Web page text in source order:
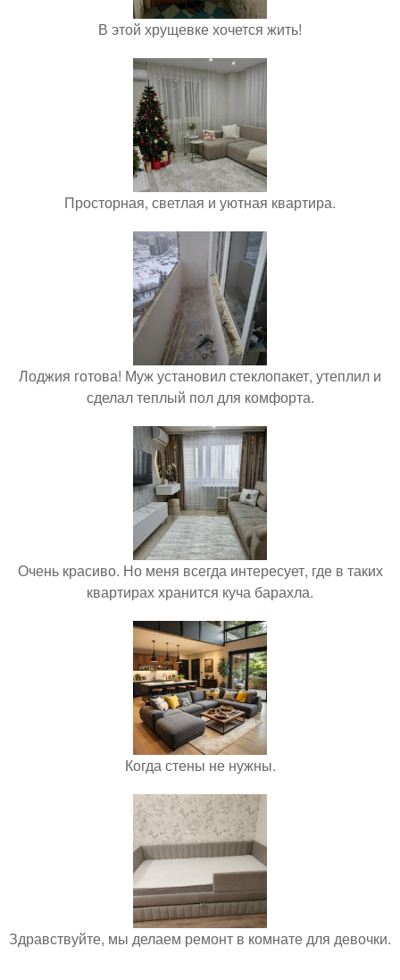
В этой хрущевке хочется жить!
Просторная, светлая и уютная квартира.
Лоджия готова! Муж установил стеклопакет, утеплил и
сделал теплый пол для комфорта.
Очень красиво. Но меня всегда интересует, где в таких
квартирах хранится куча барахла.
Когда стены не нужны.
Здравствуйте, мы делаем ремонт в комнате для девочки.